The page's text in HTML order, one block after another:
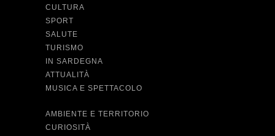
CULTURA
SPORT
SALUTE
TURISMO
IN SARDEGNA
ATTUALITÀ
MUSICA E SPETTACOLO
AMBIENTE E TERRITORIO
CURIOSITÀ